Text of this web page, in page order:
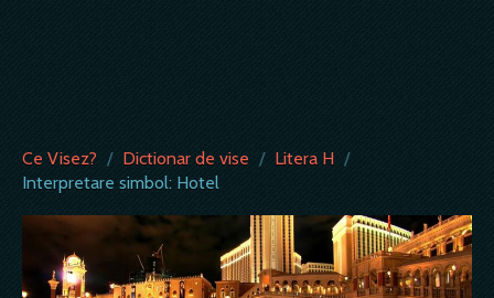
Ce Visez? / Dictionar de vise / Litera H /
Interpretare simbol: Hotel